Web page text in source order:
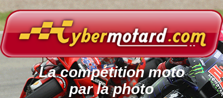
La compétition moto
par la photo